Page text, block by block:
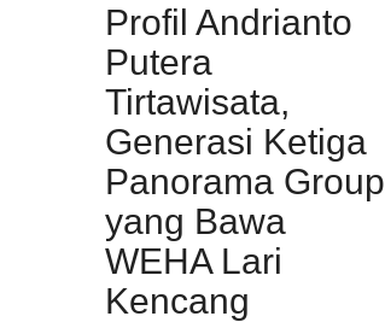
Profil Andrianto
Putera
Tirtawisata,
Generasi Ketiga
Panorama Group
yang Bawa
WEHA Lari
Kencang